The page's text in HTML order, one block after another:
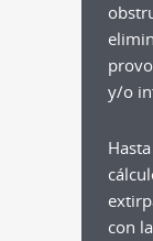
y/o
con